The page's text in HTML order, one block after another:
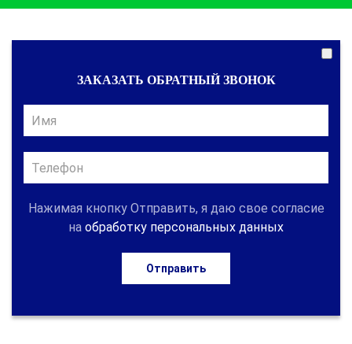
ЗАКАЗАТЬ ОБРАТНЫЙ ЗВОНОК
Нажимая кнопку Отправить, я даю свое согласие
на обработку персональных данных
Отправить